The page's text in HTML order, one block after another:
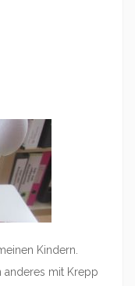
Kindern.
anderes mit Krepp